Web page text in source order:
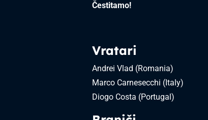
Čestitamo!
Vratari
Andrei Vlad (Romania)
Marco Carnesecchi (Italy)
Diogo Costa (Portugal)